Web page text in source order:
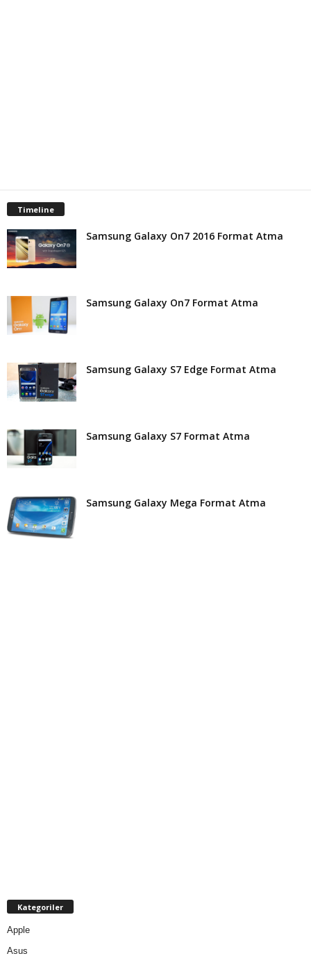
Timeline
Samsung Galaxy On7 2016 Format Atma
Samsung Galaxy On7 Format Atma
Samsung Galaxy S7 Edge Format Atma
Samsung Galaxy S7 Format Atma
Samsung Galaxy Mega Format Atma
Kategoriler
Apple
Asus